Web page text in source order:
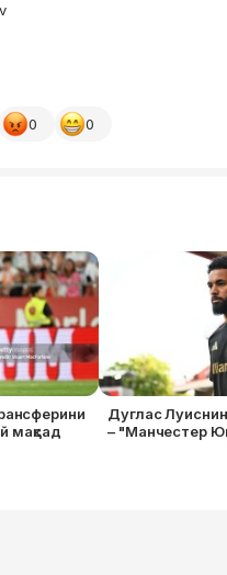
0 0
мақсад
Дуглас
– "Манчестер